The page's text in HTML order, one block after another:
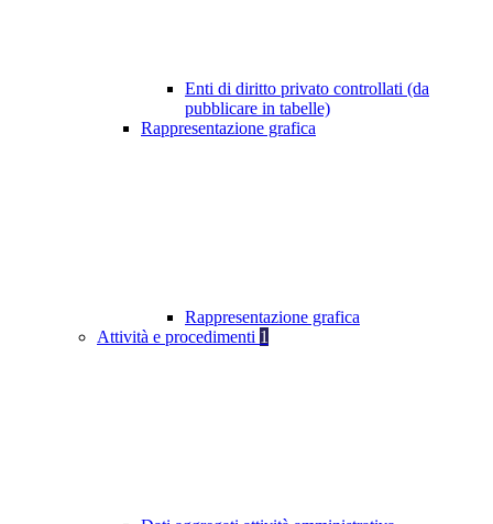
Enti di diritto privato controllati (da
pubblicare in tabelle)
Rappresentazione grafica
Rappresentazione grafica
Attività e procedimenti 1